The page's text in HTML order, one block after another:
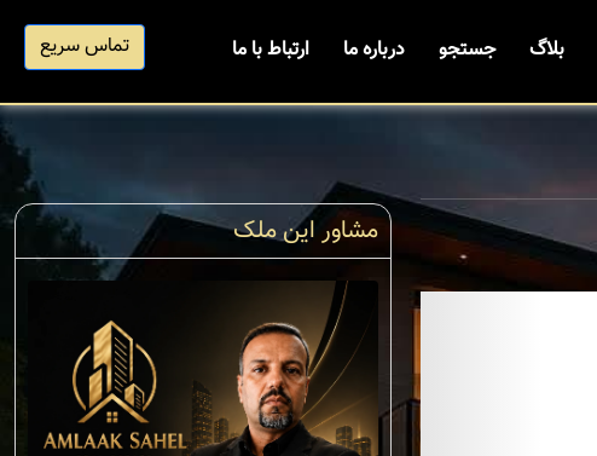
بلاگ جستجو درباره ما ارتباط با ما تماس سریع
مشاور این ملک